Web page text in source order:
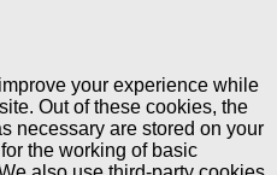
your experience while
Out of these cookies, the
necessary are stored on your
the working of basic